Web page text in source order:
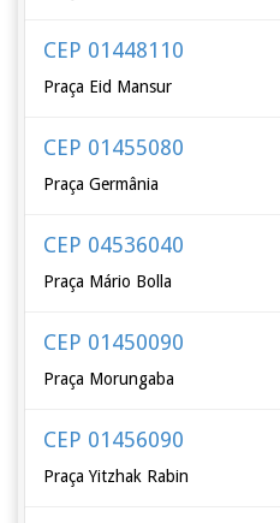
CEP 01448110
Praça Eid Mansur
CEP 01455080
Praça Germânia
CEP 04536040
Praça Mário Bolla
CEP 01450090
Praça Morungaba
CEP 01456090
Praça Yitzhak Rabin